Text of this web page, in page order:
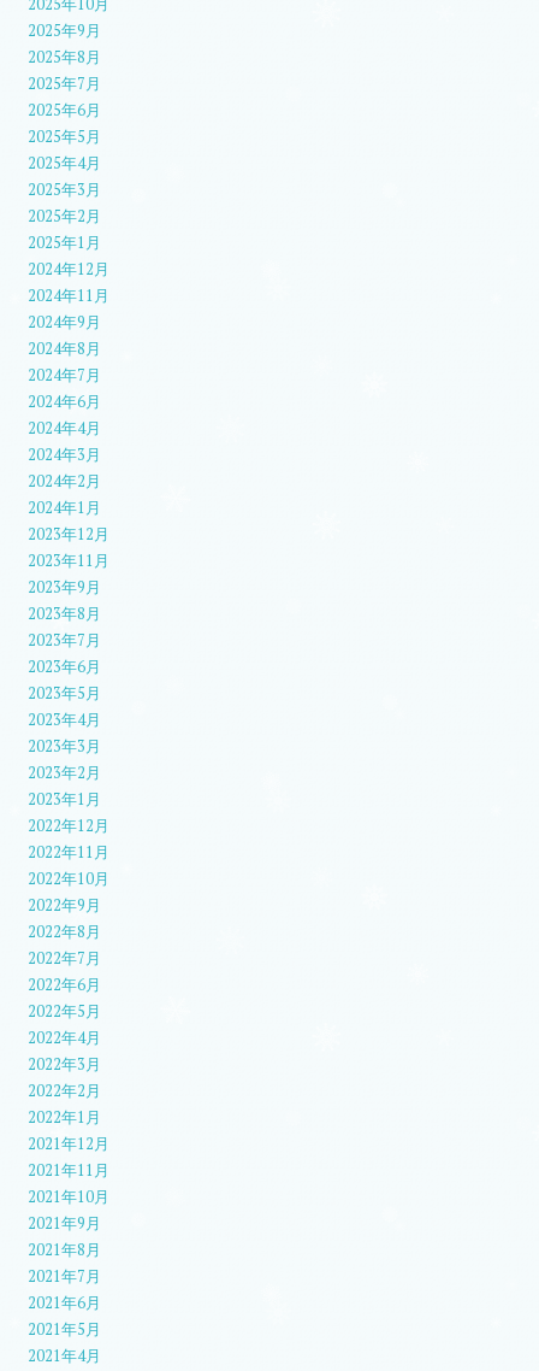
2025年10月
2025年9月
2025年8月
2025年7月
2025年6月
2025年5月
2025年4月
2025年3月
2025年2月
2025年1月
2024年12月
2024年11月
2024年9月
2024年8月
2024年7月
2024年6月
2024年4月
2024年3月
2024年2月
2024年1月
2023年12月
2023年11月
2023年9月
2023年8月
2023年7月
2023年6月
2023年5月
2023年4月
2023年3月
2023年2月
2023年1月
2022年12月
2022年11月
2022年10月
2022年9月
2022年8月
2022年7月
2022年6月
2022年5月
2022年4月
2022年3月
2022年2月
2022年1月
2021年12月
2021年11月
2021年10月
2021年9月
2021年8月
2021年7月
2021年6月
2021年5月
2021年4月